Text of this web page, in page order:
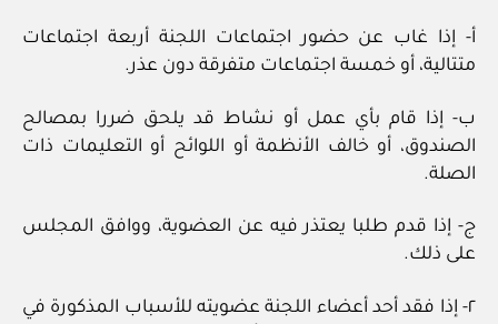
أ- إذا غاب عن حضور اجتماعات اللجنة أربعة اجتماعات
متتالية، أو خمسة اجتماعات متفرقة دون عذر.
ب- إذا قام بأي عمل أو نشاط قد يلحق ضررا بمصالح
الصندوق، أو خالف الأنظمة أو اللوائح أو التعليمات ذات
الصلة.
ج- إذا قدم طلبا يعتذر فيه عن العضوية، ووافق المجلس
على ذلك.
٢- إذا فقد أحد أعضاء اللجنة عضويته للأسباب المذكورة في